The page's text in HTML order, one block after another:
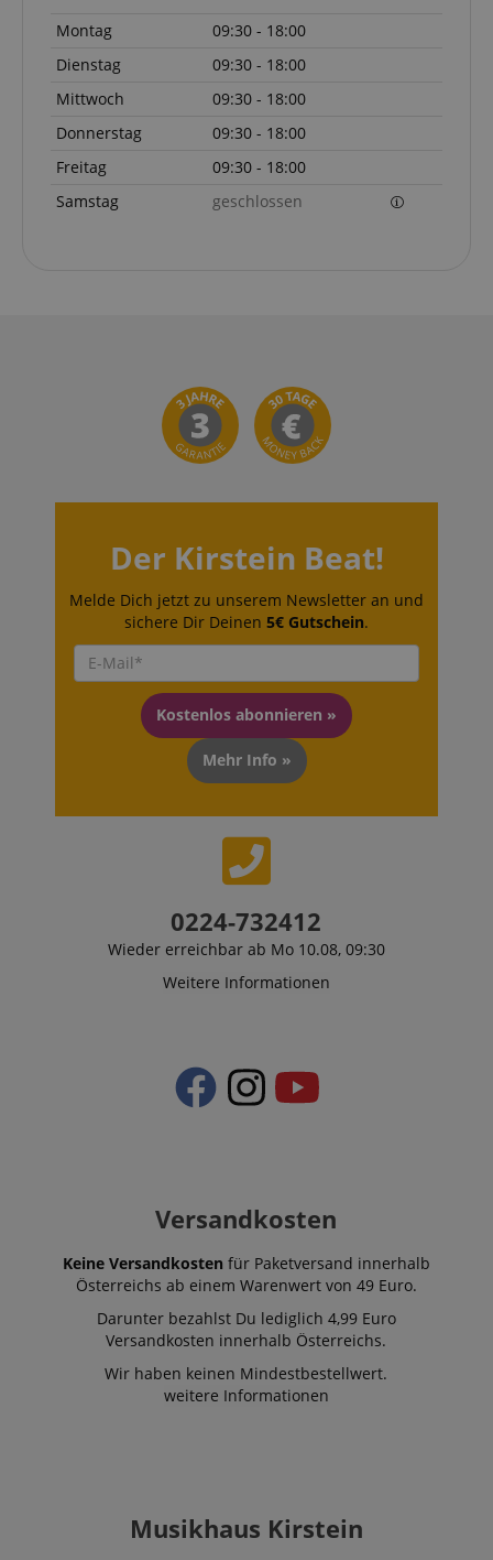
Montag
09:30 - 18:00
Dienstag
09:30 - 18:00
Mittwoch
09:30 - 18:00
Donnerstag
09:30 - 18:00
Freitag
09:30 - 18:00
Samstag
geschlossen
Der Kirstein Beat!
Melde Dich jetzt zu unserem Newsletter an und
sichere Dir Deinen 5€ Gutschein.
Kostenlos abonnieren »
Mehr Info »
0224-732412
Wieder erreichbar ab Mo 10.08, 09:30
Weitere Informationen
Versandkosten
Keine Versandkosten für Paketversand innerhalb
Österreichs ab einem Warenwert von 49 Euro.
Darunter bezahlst Du lediglich 4,99 Euro
Versandkosten innerhalb Österreichs.
Wir haben keinen Mindestbestellwert.
weitere Informationen
Musikhaus Kirstein